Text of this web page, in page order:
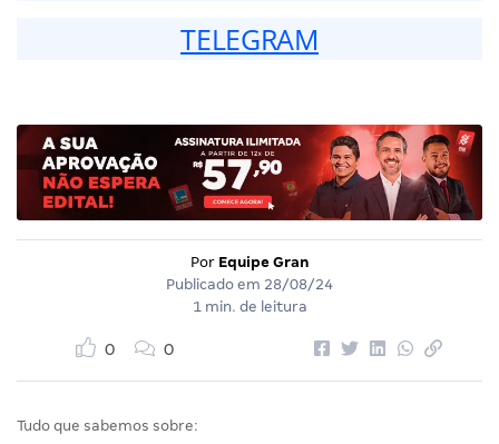
TELEGRAM
Por Equipe Gran
Publicado em 28/08/24
1 min. de leitura
0 0
Tudo que sabemos sobre: